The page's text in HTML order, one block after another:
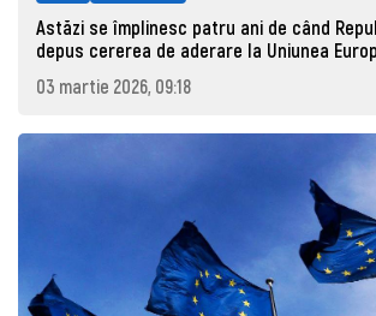
Astăzi se împlinesc patru ani de când
depus cererea de aderare la Uniunea
03 martie 2026, 09:18